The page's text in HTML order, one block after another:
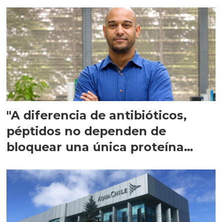
"A diferencia de antibióticos,
péptidos no dependen de
bloquear una única proteína